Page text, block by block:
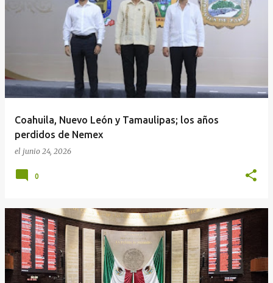
Coahuila, Nuevo León y Tamaulipas; los años
perdidos de Nemex
el junio 24, 2026
0